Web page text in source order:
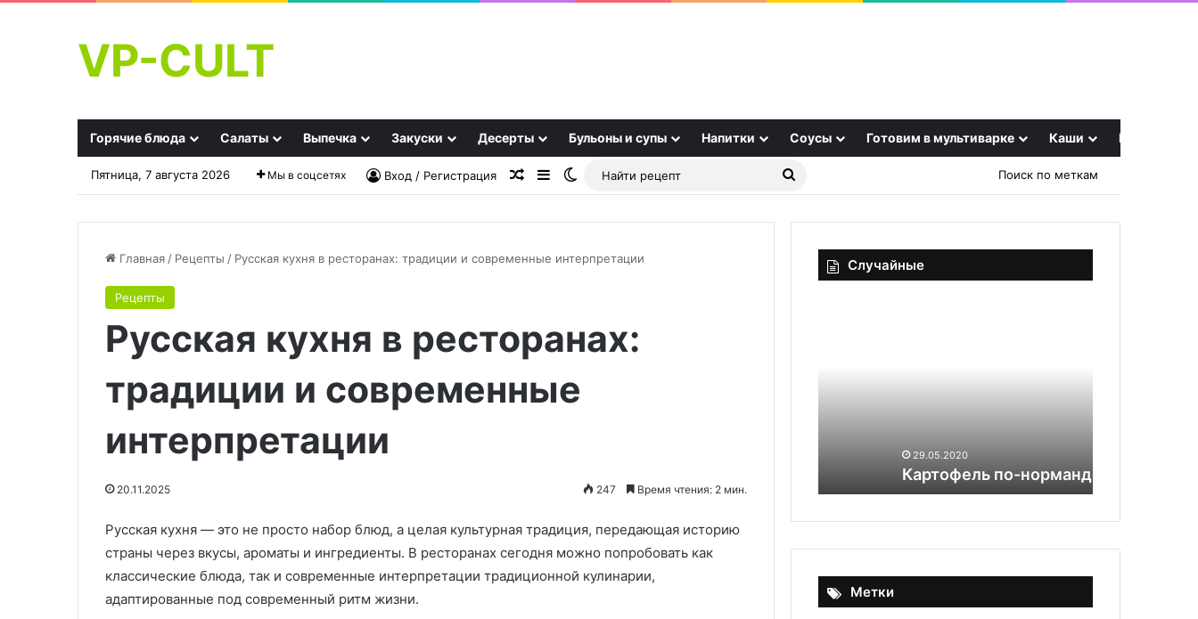
VP-CULT
Горячие блюда Салаты Выпечка Закуски Десерты Бульоны и супы Напитки Соусы Готовим в мультиварке Каши Еще
Пятница, 7 августа 2026 Мы в соцсетях Вход / Регистрация Случайная статья
SidebarSwitch skin
Найти
Поиск по меткам
Главная / Рецепты / Русская кухня в ресторанах: традиции и современные интерпретации
Рецепты
Русская кухня в ресторанах:
традиции и современные
интерпретации
20.11.2025 247 Время чтения: 2 мин.
Русская кухня — это не просто набор блюд, а целая культурная традиция, передающая историю
страны через вкусы, ароматы и ингредиенты. В ресторанах сегодня можно попробовать как
классические блюда, так и современные интерпретации традиционной кулинарии,
адаптированные под современный ритм жизни.
Случайные
Стало известно, где подают
лучшие бургеры мира — не на
с
рисом
«Простецкие»
30.05.2020
Куриные голени с рисом
винограда
Картофель по-нормандски
Метки